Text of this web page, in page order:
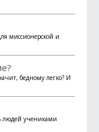
миссионерской и
бедному легко? И
людей учениками